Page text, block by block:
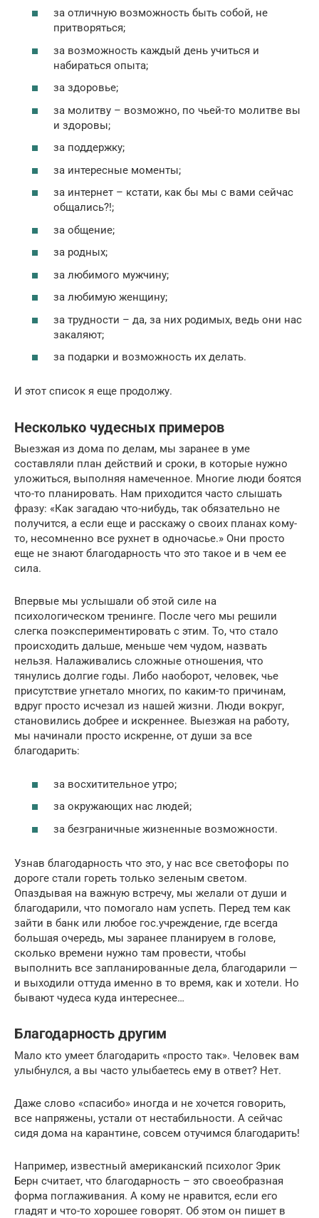
за отличную возможность быть собой, не
притворяться;
за возможность каждый день учиться и
набираться опыта;
за здоровье;
за молитву – возможно, по чьей-то молитве вы
и здоровы;
за поддержку;
за интересные моменты;
за интернет – кстати, как бы мы с вами сейчас
общались?!;
за общение;
за родных;
за любимого мужчину;
за любимую женщину;
за трудности – да, за них родимых, ведь они нас
закаляют;
за подарки и возможность их делать.
И этот список я еще продолжу.
Несколько чудесных примеров
Выезжая из дома по делам, мы заранее в уме
составляли план действий и сроки, в которые нужно
уложиться, выполняя намеченное. Многие люди боятся
что-то планировать. Нам приходится часто слышать
фразу: «Как загадаю что-нибудь, так обязательно не
получится, а если еще и расскажу о своих планах кому-
то, несомненно все рухнет в одночасье.» Они просто
еще не знают благодарность что это такое и в чем ее
сила.
Впервые мы услышали об этой силе на
психологическом тренинге. После чего мы решили
слегка поэкспериментировать с этим. То, что стало
происходить дальше, меньше чем чудом, назвать
нельзя. Налаживались сложные отношения, что
тянулись долгие годы. Либо наоборот, человек, чье
присутствие угнетало многих, по каким-то причинам,
вдруг просто исчезал из нашей жизни. Люди вокруг,
становились добрее и искреннее. Выезжая на работу,
мы начинали просто искренне, от души за все
благодарить:
за восхитительное утро;
за окружающих нас людей;
за безграничные жизненные возможности.
Узнав благодарность что это, у нас все светофоры по
дороге стали гореть только зеленым светом.
Опаздывая на важную встречу, мы желали от души и
благодарили, что помогало нам успеть. Перед тем как
зайти в банк или любое гос.учреждение, где всегда
большая очередь, мы заранее планируем в голове,
сколько времени нужно там провести, чтобы
выполнить все запланированные дела, благодарили —
и выходили оттуда именно в то время, как и хотели. Но
бывают чудеса куда интереснее…
Благодарность другим
Мало кто умеет благодарить «просто так». Человек вам
улыбнулся, а вы часто улыбаетесь ему в ответ? Нет.
Даже слово «спасибо» иногда и не хочется говорить,
все напряжены, устали от нестабильности. А сейчас
сидя дома на карантине, совсем отучимся благодарить!
Например, известный американский психолог Эрик
Берн считает, что благодарность – это своеобразная
форма поглаживания. А кому не нравится, если его
гладят и что-то хорошее говорят. Об этом он пишет в